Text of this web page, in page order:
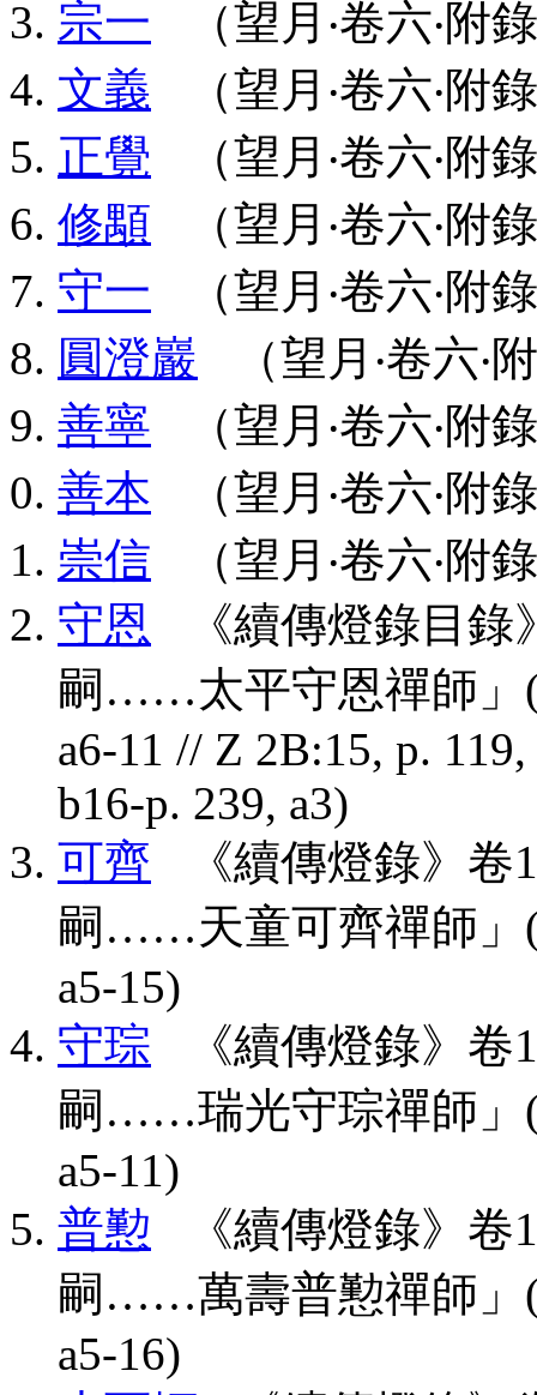
宗一 （望月‧卷六‧附
文義 （望月‧卷六‧附
正覺 （望月‧卷六‧附
修顒 （望月‧卷六‧附
守一 （望月‧卷六‧附
圓澄巖 （望月‧卷六‧
善寧 （望月‧卷六‧附
善本 （望月‧卷六‧附
崇信 （望月‧卷六‧附
守恩 《續傳燈錄目錄
嗣……太平守恩禪師」
a6-11 // Z 2B:15, p.
b16-p. 239, a3)
可齊 《續傳燈錄》卷
嗣……天童可齊禪師」
a5-15)
守琮 《續傳燈錄》卷
嗣……瑞光守琮禪師」
a5-11)
普懃 《續傳燈錄》卷
嗣……萬壽普懃禪師」
a5-16)